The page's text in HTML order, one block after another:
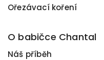
Ořezávací koření
O babičce Chantal
Náš příběh